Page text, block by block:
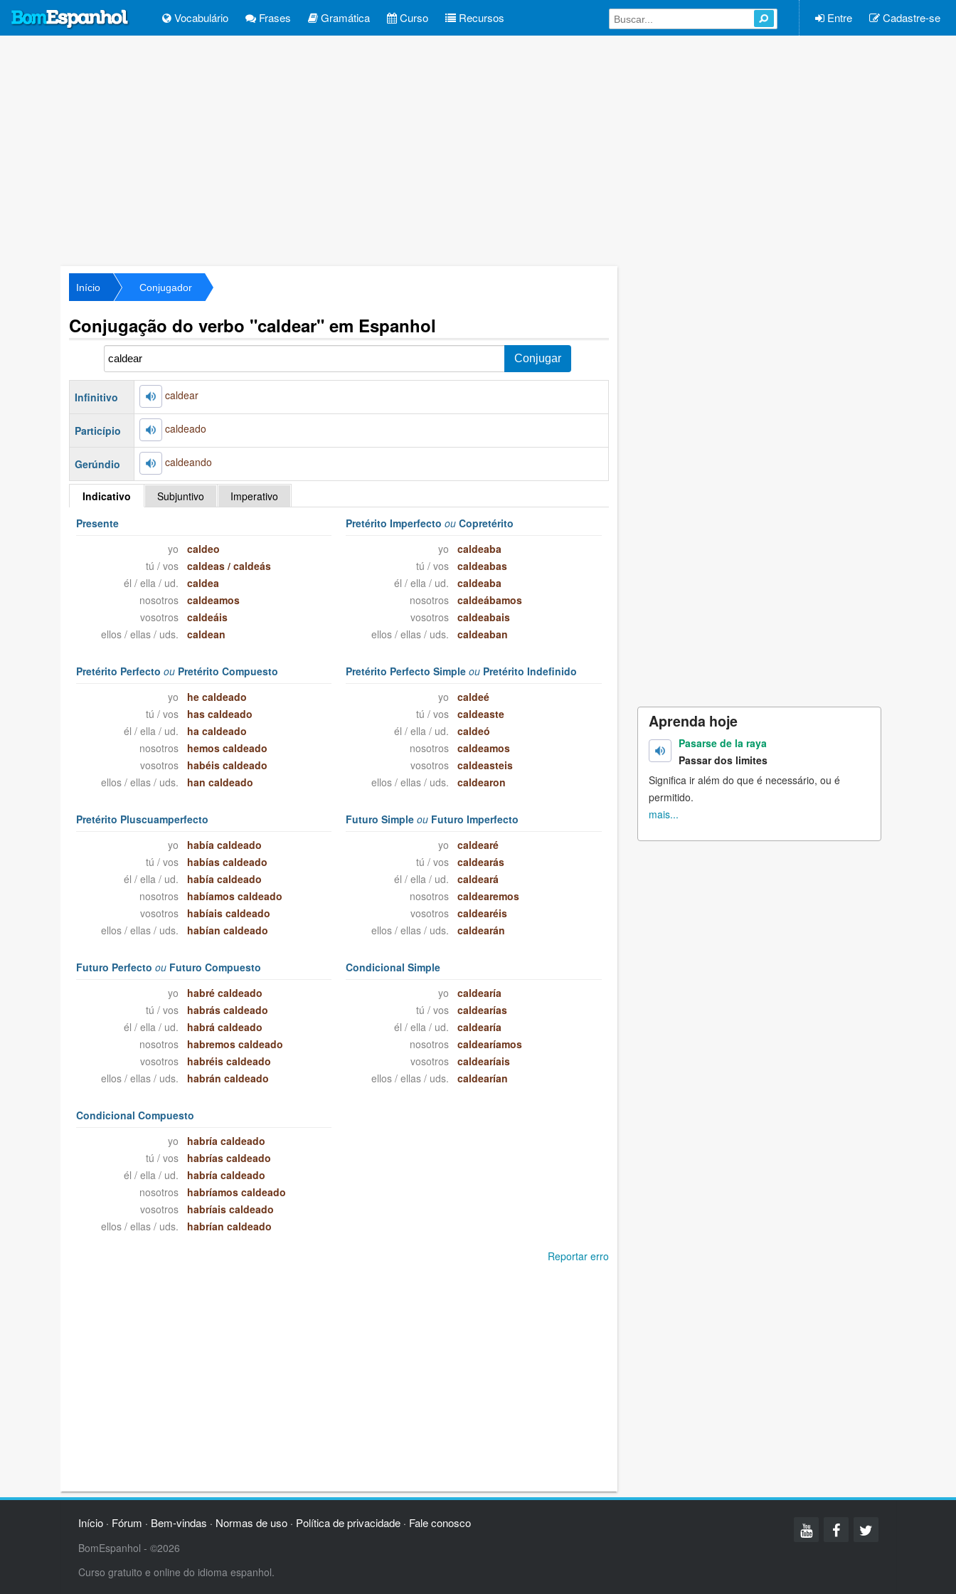
Vocabulário Frases Gramática Curso Recursos Entre Cadastre-se
Início Conjugador
Conjugação do verbo "caldear" em Espanhol
Infinitivo caldear
Particípio caldeado
Gerúndio caldeando
Indicativo Subjuntivo
Imperativo
Presente
yo
caldeo
tú / vos
caldeas /caldeás
él / ella / ud.
caldea
nosotros
caldeamos
vosotros
caldeáis
ellos / ellas / uds.
caldean
Pretérito Imperfectoou Copretérito
yo
caldeaba
tú / vos
caldeabas
él / ella / ud.
caldeaba
nosotros
caldeábamos
vosotros
caldeabais
ellos / ellas / uds.
caldeaban
Pretérito Perfecto ouPretérito Compuesto
yo
he caldeado
tú / vos
has caldeado
él / ella / ud.
ha caldeado
nosotros
hemos caldeado
vosotros
habéis caldeado
ellos / ellas / uds.
han caldeado
Pretérito Perfecto Simpleou Pretérito Indefinido
yo
caldeé
tú / vos
caldeaste
él / ella / ud.
caldeó
nosotros
caldeamos
vosotros
caldeasteis
ellos / ellas / uds.
caldearon
Pretérito Pluscuamperfecto
yo
había caldeado
tú / vos
habías caldeado
él / ella / ud.
había caldeado
nosotros
habíamos caldeado
vosotros
habíais caldeado
ellos / ellas / uds.
habían caldeado
Futuro Simpleou Futuro Imperfecto
yo
caldearé
tú / vos
caldearás
él / ella / ud.
caldeará
nosotros
caldearemos
vosotros
caldearéis
ellos / ellas / uds.
caldearán
Futuro Perfecto ouFuturo Compuesto
yo
habré caldeado
tú / vos
habrás caldeado
él / ella / ud.
habrá caldeado
nosotros
habremos caldeado
vosotros
habréis caldeado
ellos / ellas / uds.
habrán caldeado
Condicional Simple
yo
caldearía
tú / vos
caldearías
él / ella / ud.
caldearía
nosotros
caldearíamos
vosotros
caldearíais
ellos / ellas / uds.
caldearían
Condicional Compuesto
yo
habría caldeado
tú / vos
habrías caldeado
él / ella / ud.
habría caldeado
nosotros
habríamos caldeado
vosotros
habríais caldeado
ellos / ellas / uds.
habrían caldeado
Reportar erro
Aprenda hoje
Pasarse de la raya
Passar dos limites
Significa ir além do que é necessário, ou é
permitido.
mais...
Início· Fórum · Bem-vindas · Normas de uso· Política de privacidade· Fale conosco
BomEspanhol - ©2026
Curso gratuito e online do idioma espanhol.